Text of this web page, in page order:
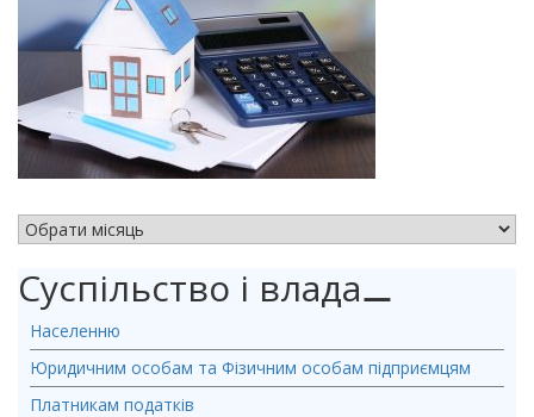
Суспільство і влада⚊
Населенню
Юридичним особам та Фізичним особам підприємцям
Платникам податків